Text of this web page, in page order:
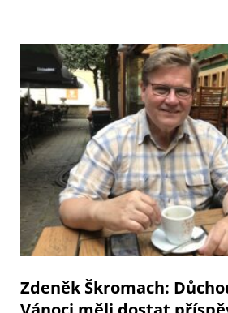
Zdeněk Škromach: